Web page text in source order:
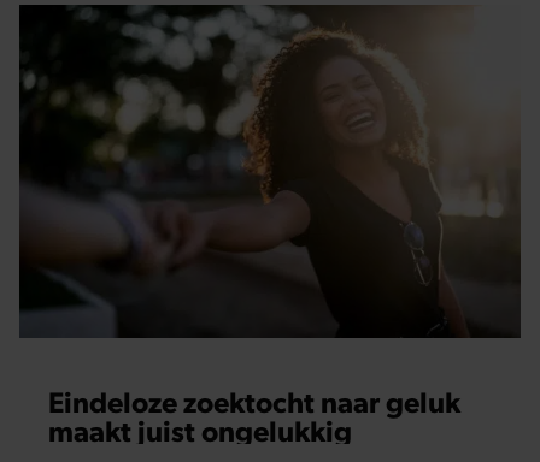
Eindeloze zoektocht naar geluk
maakt juist ongelukkig